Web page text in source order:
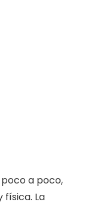
a poco,
física. La